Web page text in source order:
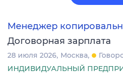
Менеджер
Договорная зарплата
28 июля 2026 Москва
ИНДИВИДУАЛЬНЫЙ